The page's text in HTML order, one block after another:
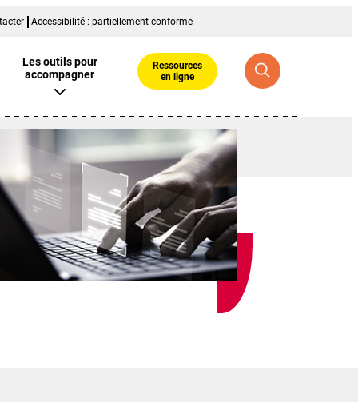
Accessibilité : partiellement conforme
Les outils pour
accompagner
Ressources
en ligne